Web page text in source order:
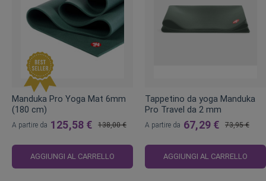
Manduka Pro Yoga Mat 6mm
(180 cm)
A partire da 125,58 €
regolare
138,00 €
AGGIUNGI AL CARRELLO
Tappetino da yoga Manduka
Pro Travel da 2 mm
A partire da 67,29 €
regolare
73,95 €
AGGIUNGI AL CARRELLO